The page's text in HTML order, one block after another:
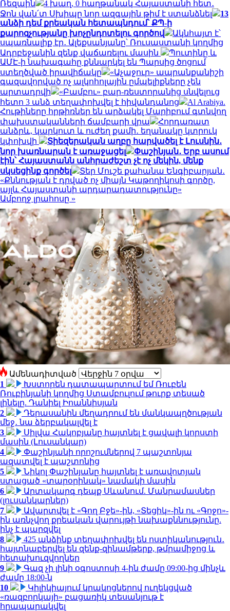
Ռեզաին
4 խաղ, 0 հաղթանակ Հայաստանի հետ․
Ջոն վան՛տ Սխիպը նոր ազգային թիմ է ստանձնել
13
անձի դեմ քրեական հետապնդում՝ ՔՊ-ի
քարոզչությանը խոչընդոտելու գործով
Ակնհայտ է՝
սպառնալիք էր․ Ալեքսանյանը՝ Ռուսաստանի կողմից
Ադրբեջանին զենք վաճառելու մասին
Պուտինը և
ԱՄԷ-ի նախագահը քննարկել են Պարսից ծոցում
ստեղծված իրավիճակը
«Աչաջուր» ապրանքանիշի
գազավորված ոչ ալկոհոլային ըմպելիքները չեն
արտադրվի
«Բամբու» բար-ռեստորանից սնվելուց
հետո 3 անձ տեղափոխվել է հիվանդանոց
Al Arabiya.
Հութիները հրթիռներ են արձակել Մարիբում գտնվող
փախստականների ճամբարի վրա
Հորդառատ
անձրև, կարկուտ և ուժեղ քամի․ եղանակը կտրուկ
կփոխվի
Տիեզերական աղբը հարվածել է Լուսնին․
նոր խառնարան է առաջացել
Փաշինյան․ Երբ ասում
էին՝ Հայաստանն անհրաժեշտ չէ ոչ մեկին, մենք
սկսեցինք գործել
Տեր Մուշե քահանա Ենգիբարյան․
«Քննության է դրված ոչ միայն Կաթողիկոսի գործը,
այլև Հայաստանի արդարադատությունը»
Ամբողջ լրահոսը »
Ամենադիտված
1
Խստորեն դատապարտում եմ Ռուբեն
Ռուբինյանի կողմից Ստամբուլում թուրք տեսած
լինելը. Դանիել Իոաննիսյան
2
Դերասանին մեղադրում են մանկապղծության
մեջ․ նա ձերբակալվել է
3
Սիլվա Հակոբյանը հայտնել է ցավալի կորստի
մասին (Լուսանկար)
4
Փաշինյանի որոշումներով 7 պաշտոնյա
ազատվել է պաշտոնից
5
Նիկոլ Փաշինյանը հայտնել է առավոտյան
ստացած «տարօրինակ» նամակի մասին
6
Արտակարգ դեպք Սևանում. Մանրամասներ
(լուսանկարներ)
7
Ավարտվել է «Գող Բջե»-ին, «Տեցիկ»-ին ու «Գոջո»-
ին առնչվող քրեական վարույթի նախաքննությունը.
ինչ է պարզվել
8
425 անձինք տեղափոխվել են ոստիկանություն․
հայտնաբերվել են զենք-զինամթերք, թմրամիջոց և
հետախուզվողներ
9
Գազ չի լինի օգոստոսի 4-ին ժամը 09:00-ից մինչև
ժամը 18:00-ն
10
Կիլիկիայում կրակոցներով ուղեկցված
«ռազբորկայի» բացառիկ տեսանյութ է
հրապարակվել